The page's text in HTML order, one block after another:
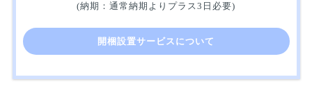
(納期：通常納期よりプラス3日必要)
開梱設置サービスについて